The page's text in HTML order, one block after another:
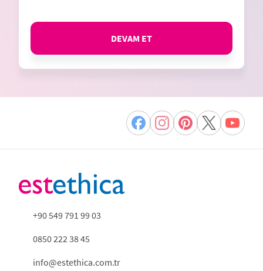
DEVAM ET
+90 549 791 99 03
0850 222 38 45
info@estethica.com.tr